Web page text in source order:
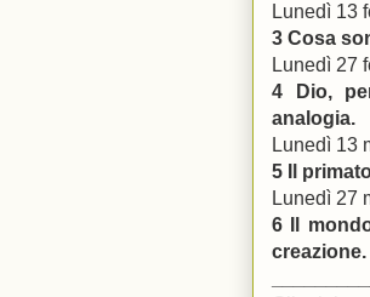
Lunedì 13
3 Cosa
Lunedì 27
4 Dio,
analogia.
Lunedì 13
5 Il
Lunedì 27
6 Il
creazione.